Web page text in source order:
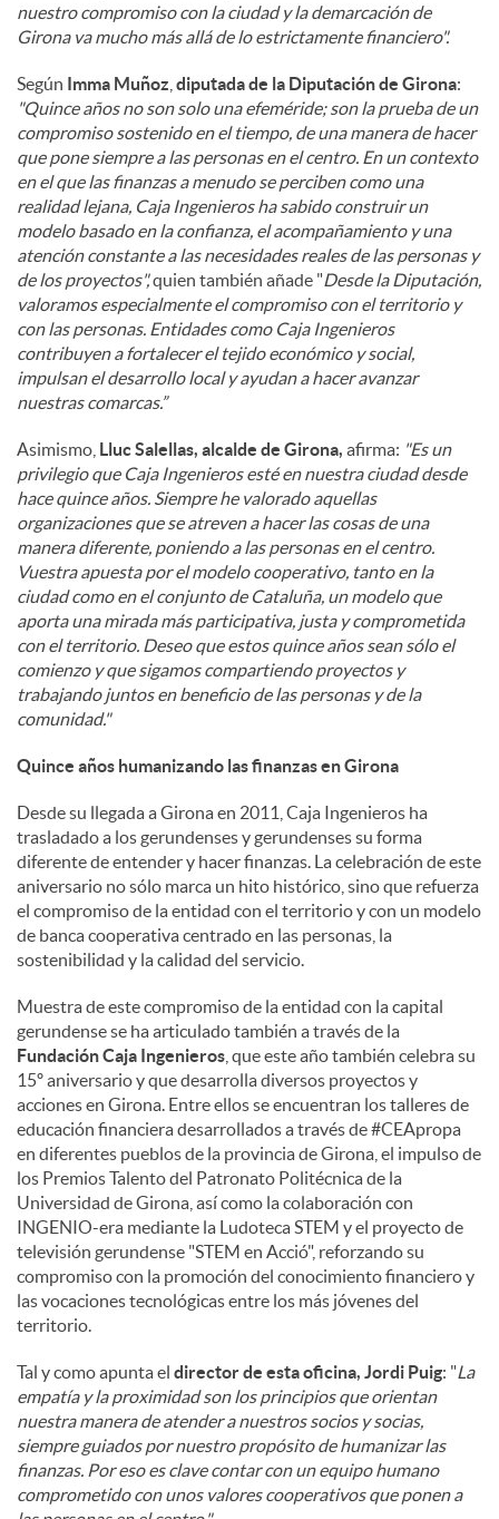
nuestro compromiso con la ciudad y la demarcación de
Girona va mucho más allá de lo estrictamente financiero".
Según Imma Muñoz diputada de la Diputación de Girona:
"Quince años no son solo una efeméride; son la prueba de un
compromiso sostenido en el tiempo, de una manera de hacer
que pone siempre a las personas en el centro. En un contexto
en el que las finanzas a menudo se perciben como una
realidad lejana, Caja Ingenieros ha sabido construir un
modelo basado en la confianza, el acompañamiento y una
atención constante a las necesidades reales de las personas y
de los proyectos",quien también añade "Desde la Diputación,
valoramos especialmente el compromiso con el territorio y
con las personas. Entidades como Caja Ingenieros
contribuyen a fortalecer el tejido económico y social,
impulsan el desarrollo local y ayudan a hacer avanzar
nuestras comarcas.”
Asimismo, Lluc Salellas, alcalde de Girona, afirma: "Es un
privilegio que Caja Ingenieros esté en nuestra ciudad desde
hace quince años. Siempre he valorado aquellas
organizaciones que se atreven a hacer las cosas de una
manera diferente, poniendo a las personas en el centro.
Vuestra apuesta por el modelo cooperativo, tanto en la
ciudad como en el conjunto de Cataluña, un modelo que
aporta una mirada más participativa, justa y comprometida
con el territorio. Deseo que estos quince años sean sólo el
comienzo y que sigamos compartiendo proyectos y
trabajando juntos en beneficio de las personas y de la
comunidad."
Quince años humanizando las finanzas en Girona
Desde su llegada a Girona en 2011, Caja Ingenieros ha
trasladado a los gerundenses y gerundenses su forma
diferente de entender y hacer finanzas. La celebración de este
aniversario no sólo marca un hito histórico, sino que refuerza
el compromiso de la entidad con el territorio y con un modelo
de banca cooperativa centrado en las personas, la
sostenibilidad y la calidad del servicio.
Muestra de este compromiso de la entidad con la capital
gerundense se ha articulado también a través de la
Fundación Caja Ingenieros , que este año también celebra su
15º aniversario y que desarrolla diversos proyectos y
acciones en Girona. Entre ellos se encuentran los talleres de
educación financiera desarrollados a través de #CEApropa
en diferentes pueblos de la provincia de Girona, el impulso de
los Premios Talento del Patronato Politécnica de la
Universidad de Girona, así como la colaboración con
INGENIO-era mediante la Ludoteca STEM y el proyecto de
televisión gerundense "STEM en Acció", reforzando su
compromiso con la promoción del conocimiento financiero y
las vocaciones tecnológicas entre los más jóvenes del
territorio.
Tal y como apunta el director de esta oficina, Jordi Puig: "La
empatía y la proximidad son los principios que orientan
nuestra manera de atender a nuestros socios y socias,
siempre guiados por nuestro propósito de humanizar las
finanzas. Por eso es clave contar con un equipo humano
comprometido con unos valores cooperativos que ponen a